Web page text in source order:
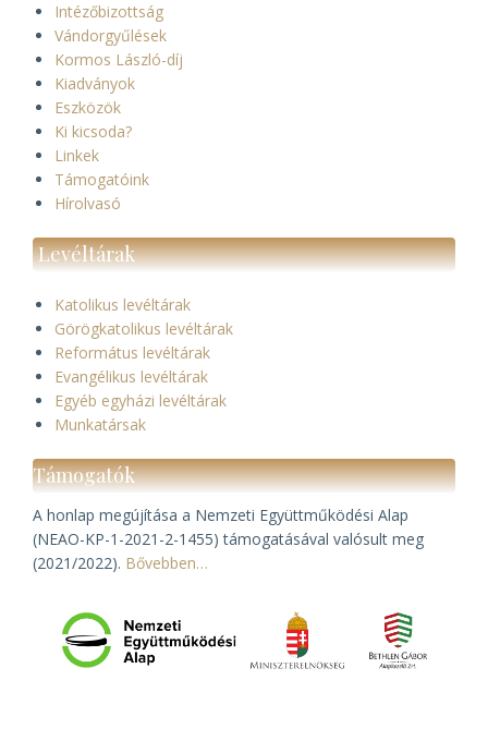
Intézőbizottság
Vándorgyűlések
Kormos László-díj
Kiadványok
Eszközök
Ki kicsoda?
Linkek
Támogatóink
Hírolvasó
Levéltárak
Katolikus levéltárak
Görögkatolikus levéltárak
Református levéltárak
Evangélikus levéltárak
Egyéb egyházi levéltárak
Munkatársak
Támogatók
A honlap megújítása a Nemzeti Együttműködési Alap
(NEAO-KP-1-2021-2-1455) támogatásával valósult meg
(2021/2022). Bővebben…